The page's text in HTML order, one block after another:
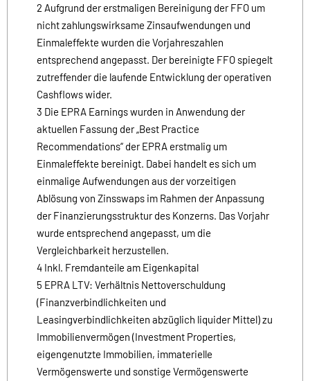
2 Aufgrund der erstmaligen Bereinigung der FFO um
nicht zahlungswirksame Zinsaufwendungen und
Einmaleffekte wurden die Vorjahreszahlen
entsprechend angepasst. Der bereinigte FFO spiegelt
zutreffender die laufende Entwicklung der operativen
Cashflows wider.
3 Die EPRA Earnings wurden in Anwendung der
aktuellen Fassung der „Best Practice
Recommendations“ der EPRA erstmalig um
Einmaleffekte bereinigt. Dabei handelt es sich um
einmalige Aufwendungen aus der vorzeitigen
Ablösung von Zinsswaps im Rahmen der Anpassung
der Finanzierungsstruktur des Konzerns. Das Vorjahr
wurde entsprechend angepasst, um die
Vergleichbarkeit herzustellen.
4 Inkl. Fremdanteile am Eigenkapital
5 EPRA LTV: Verhältnis Nettoverschuldung
(Finanzverbindlichkeiten und
Leasingverbindlichkeiten abzüglich liquider Mittel) zu
Immobilienvermögen (Investment Properties,
eigengenutzte Immobilien, immaterielle
Vermögenswerte und sonstige Vermögenswerte